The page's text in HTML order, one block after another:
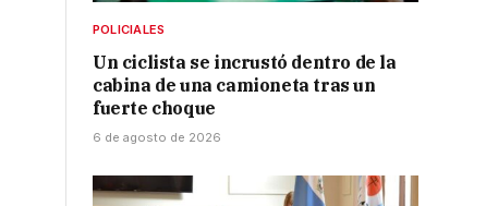
POLICIALES
Un ciclista se incrustó dentro de la
cabina de una camioneta tras un
fuerte choque
6 de agosto de 2026